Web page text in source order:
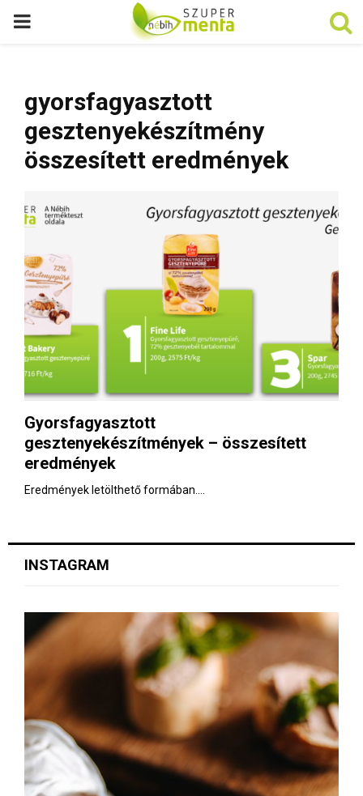
P
M
M
E
N
U
gyorsfagyasztott
gesztenyekészítmény
összesített eredmények
Gyorsfagyasztott
gesztenyekészítmények – összesített
eredmények
Eredmények letölthető formában....
INSTAGRAM